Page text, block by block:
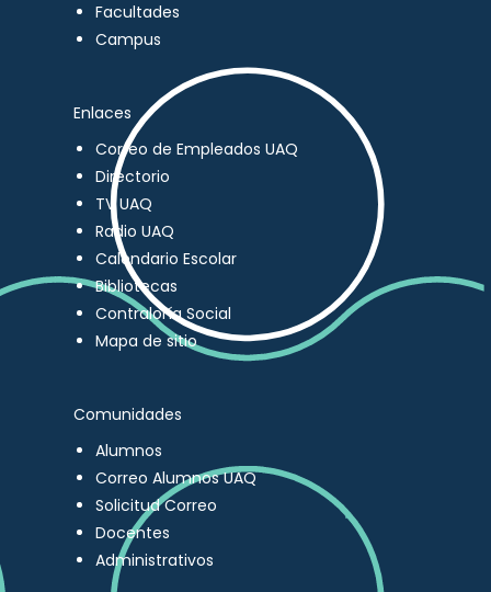
Facultades
Campus
Enlaces
Correo de Empleados UAQ
Directorio
TV UAQ
Radio UAQ
Calendario Escolar
Bibliotecas
Contraloría Social
Mapa de sitio
Comunidades
Alumnos
Correo Alumnos UAQ
Solicitud Correo
Docentes
Administrativos